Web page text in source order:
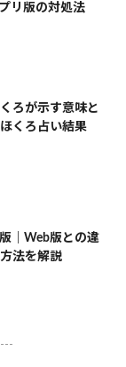
リ版の対処法
ろが示す意味と
くろ占い結果
｜Web版との違
法を解説